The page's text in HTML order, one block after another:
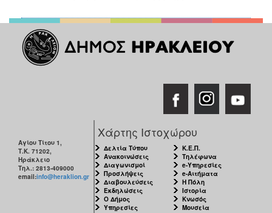
Αγίου Τίτου 1,
Τ.Κ. 71202,
Ηράκλειο
Τηλ.: 2813-409000
email:info@heraklion.gr
Χάρτης Ιστοχώρου
Δελτία Τύπου
Ανακοινώσεις
Διαγωνισμοί
Προσλήψεις
Διαβουλεύσεις
Εκδηλώσεις
Ο Δήμος
Υπηρεσίες
Κ.Ε.Π.
Τηλέφωνα
e-Υπηρεσίες
e-Αιτήματα
Η Πόλη
Ιστορία
Κνωσός
Μουσεία